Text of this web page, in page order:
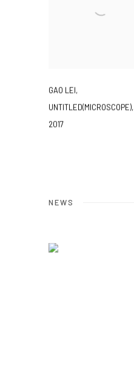
GAO LEI,
UNTITLED(MICROSCOPE),
2017
NEWS